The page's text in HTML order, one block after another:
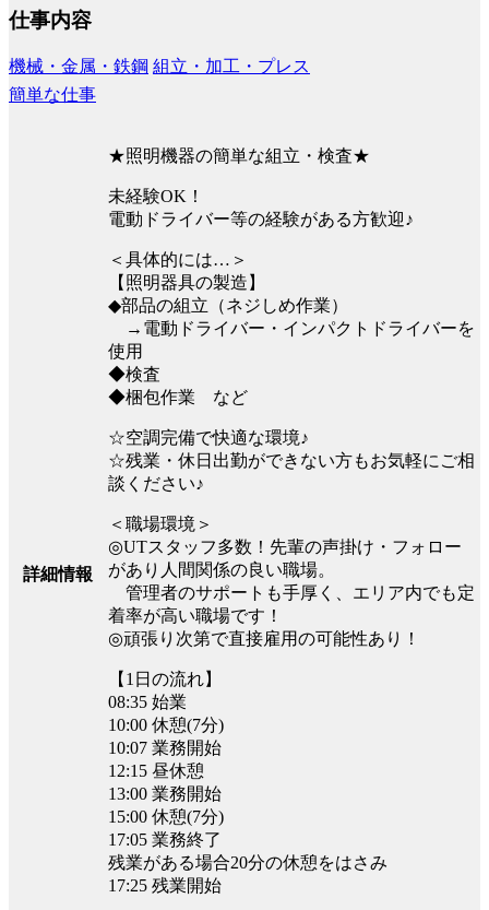
仕事内容
機械・金属・鉄鋼 組立・加工・プレス
簡単な仕事
詳細情報
★照明機器の簡単な組立・検査★
未経験OK！
電動ドライバー等の経験がある方歓迎♪
＜具体的には…＞
【照明器具の製造】
◆部品の組立（ネジしめ作業）
→電動ドライバー・インパクトドライバーを
使用
◆検査
◆梱包作業 など
☆空調完備で快適な環境♪
☆残業・休日出勤ができない方もお気軽にご相
談ください♪
＜職場環境＞
◎UTスタッフ多数！先輩の声掛け・フォロー
があり人間関係の良い職場。
管理者のサポートも手厚く、エリア内でも定
着率が高い職場です！
◎頑張り次第で直接雇用の可能性あり！
【1日の流れ】
08:35 始業
10:00 休憩(7分)
10:07 業務開始
12:15 昼休憩
13:00 業務開始
15:00 休憩(7分)
17:05 業務終了
残業がある場合20分の休憩をはさみ
17:25 残業開始